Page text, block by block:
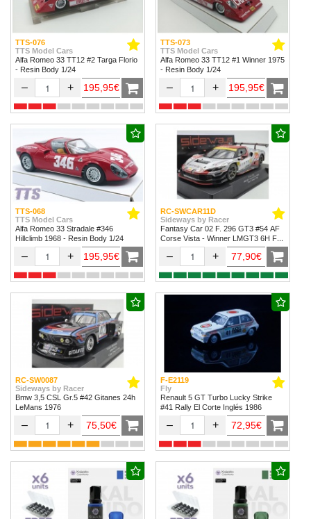
TTS-076
TTS Model Cars
Alfa Romeo 33 TT12 #2 Targa Florio
- Resin Body 1/24
– + 195,95€
TTS-073
TTS Model Cars
Alfa Romeo 33 TT12 #1 Winner 1975
- Resin Body 1/24
– + 195,95€
TTS-068
TTS Model Cars
Alfa Romeo 33 Stradale #346
Hillclimb 1968 - Resin Body 1/24
– + 195,95€
RC-SWCAR11D
Sideways by Racer
Fantasy Car 02 F. 296 GT3 #54 AF
Corse Vista - Winner LMGT3 6H Fuji
– + 77,90€
RC-SW0087
Sideways by Racer
Bmw 3,5 CSL Gr.5 #42 Gitanes 24h
LeMans 1976
– + 75,50€
F-E2119
Fly
Renault 5 GT Turbo Lucky Strike
#41 Rally El Corte Inglés 1986
– + 72,95€